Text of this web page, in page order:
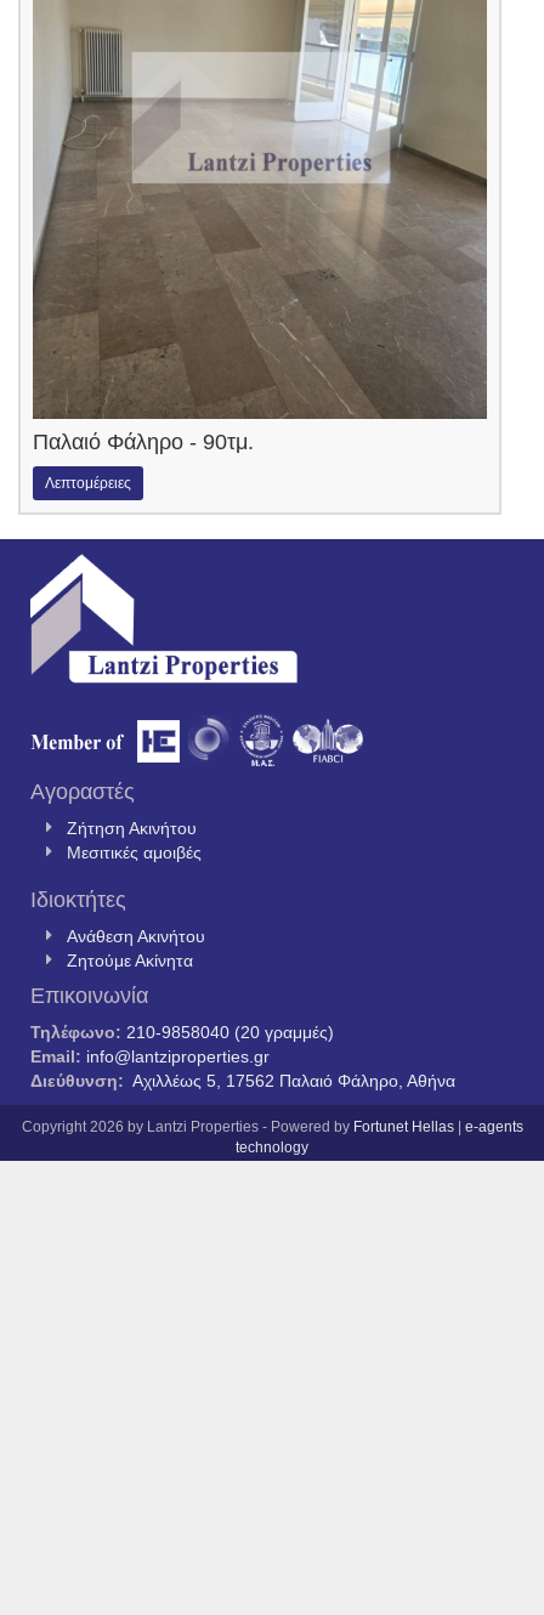
Παλαιό Φάληρο - 90τμ.
Λεπτομέρειες
Αγοραστές
Ζήτηση Ακινήτου
Μεσιτικές αμοιβές
Ιδιοκτήτες
Ανάθεση Ακινήτου
Ζητούμε Ακίνητα
Επικοινωνία
Τηλέφωνο: 210-9858040 (20 γραμμές)
Email: info@lantziproperties.gr
Διεύθυνση: Αχιλλέως 5, 17562 Παλαιό Φάληρο, Αθήνα
Copyright 2026 by Lantzi Properties - Powered by Fortunet Hellas| e-agents
technology